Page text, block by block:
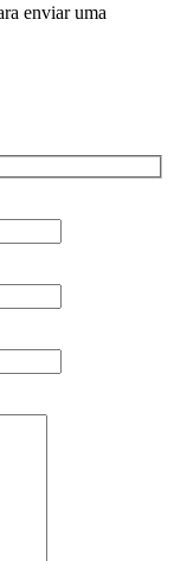
enviar uma